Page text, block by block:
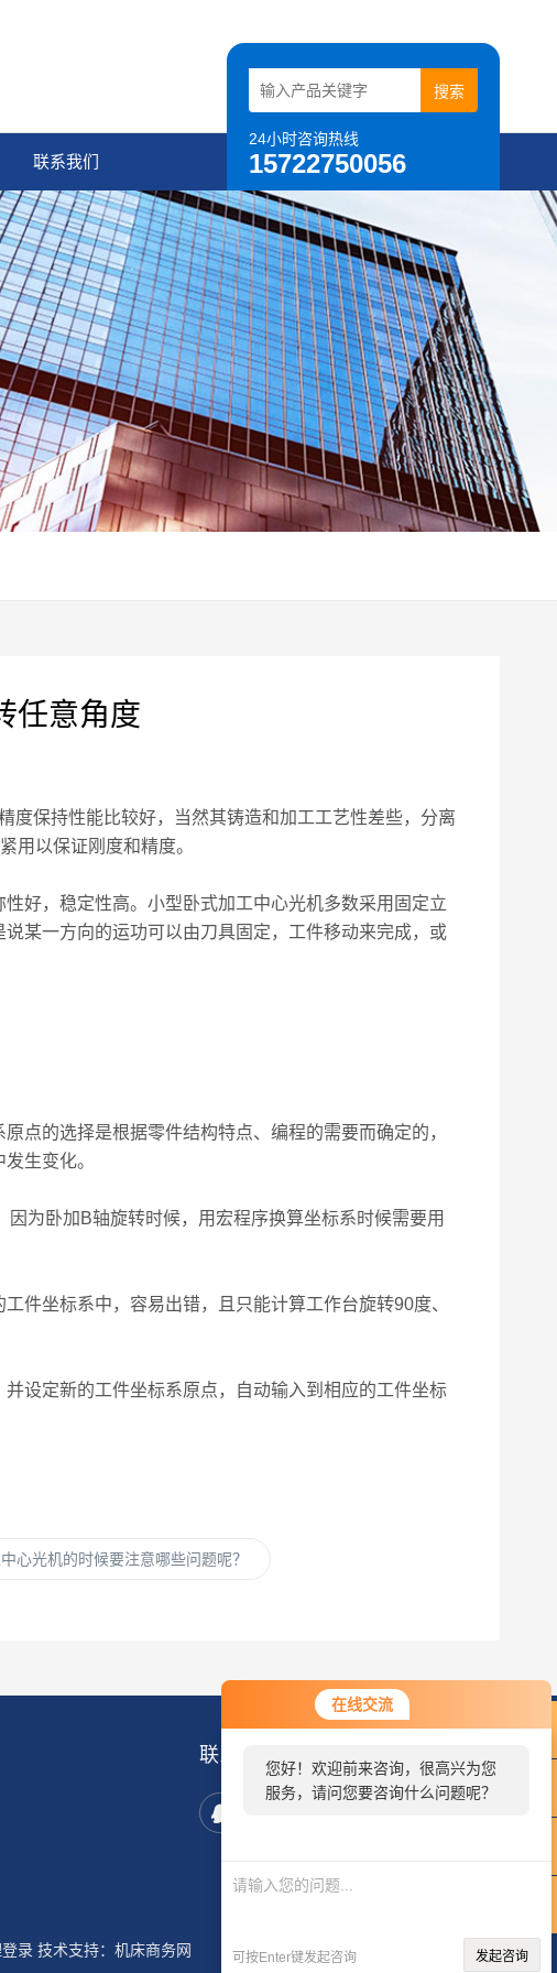
在线交流
您好！欢迎前来咨询，很高兴为您
服务，请问您要咨询什么问题呢？
了需求产品，您可以直接在线与我
联系！
可按Enter键发起咨询 发起咨询
24小时咨询热线
15722750056
联系我们
任意角度
保持性能比较好，当然其铸造和加工工艺性差些，分离
用以保证刚度和精度。
好，稳定性高。小型卧式加工中心光机多数采用固定立
某一方向的运功可以由刀具固定，工件移动来完成，或
的选择是根据零件结构特点、编程的需要而确定的，
生变化。
为卧加B轴旋转时候，用宏程序换算坐标系时候需要用
坐标系中，容易出错，且只能计算工作台旋转90度、
设定新的工件坐标系原点，自动输入到相应的工件坐标
心光机的时候要注意哪些问题呢？
联系我们
录 技术支持： 机床商务网